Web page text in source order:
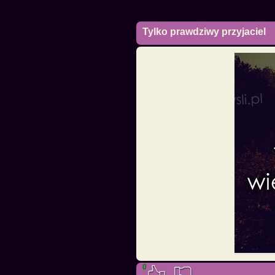
Tylko prawdziwy przyjaciel
0